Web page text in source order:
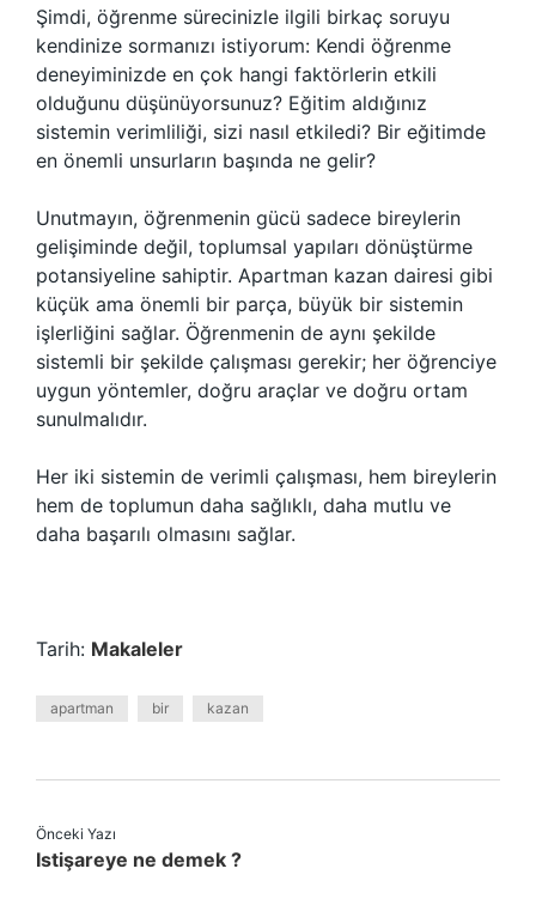
Şimdi, öğrenme sürecinizle ilgili birkaç soruyu
kendinize sormanızı istiyorum: Kendi öğrenme
deneyiminizde en çok hangi faktörlerin etkili
olduğunu düşünüyorsunuz? Eğitim aldığınız
sistemin verimliliği, sizi nasıl etkiledi? Bir eğitimde
en önemli unsurların başında ne gelir?
Unutmayın, öğrenmenin gücü sadece bireylerin
gelişiminde değil, toplumsal yapıları dönüştürme
potansiyeline sahiptir. Apartman kazan dairesi gibi
küçük ama önemli bir parça, büyük bir sistemin
işlerliğini sağlar. Öğrenmenin de aynı şekilde
sistemli bir şekilde çalışması gerekir; her öğrenciye
uygun yöntemler, doğru araçlar ve doğru ortam
sunulmalıdır.
Her iki sistemin de verimli çalışması, hem bireylerin
hem de toplumun daha sağlıklı, daha mutlu ve
daha başarılı olmasını sağlar.
Tarih: Makaleler
apartman bir kazan
Önceki Yazı
Istişareye ne demek ?